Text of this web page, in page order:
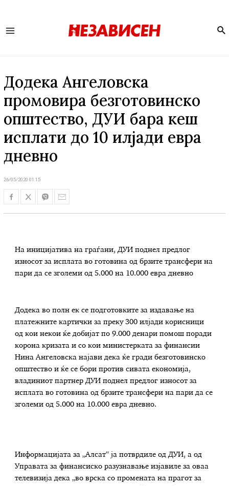
Додека Ангеловска
промовира безготовинско
општество, ДУИ бара кеш
исплати до 10 илјади евра
дневно
26/05/2020 01:15
На иницијатива на граѓани, ДУИ поднел предлог
износот за исплата во готовина од брзите трансфери на
пари да се зголеми од 5.000 на 10.000 евра дневно
Додека во полн ек се подготовките за издавање на
платежните картички за преку 300 илјади корисници
од кои некои ќе добијат по 9.000 денари помош поради
корона кризата и со кои министерката за финансии
Нина Ангеловска најави дека ќе гради безготовинско
општество и ќе се бори против сивата економија,
владиниот партнер ДУИ поднел предлог износот за
исплата во готовина од брзите трансфери на пари да се
зголеми од 5.000 на 10.000 евра дневно.
Информацијата за „Алсат“ ја потврдиле од ДУИ, а од
Управата за финансиско разузнавање изјавиле за оваа
телевизија дека „во врска со промената на прагот за